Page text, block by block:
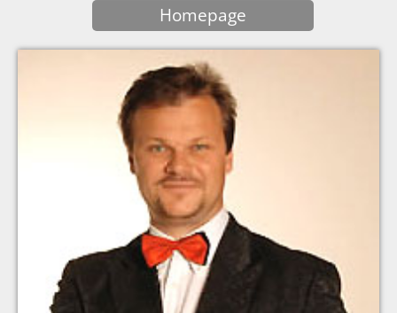
Klassische Kunststücke
Homepage